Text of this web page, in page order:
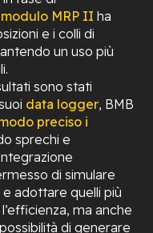
modulo MRP II ha
e i colli di
un uso più
sono stati
data logger, BMB
preciso i
sprechi e
di simulare
adottare quelli più
ma anche
di generare